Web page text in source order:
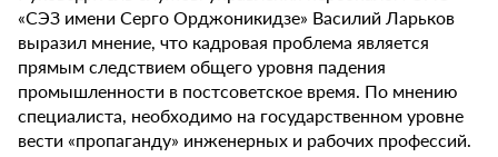
«СЭЗ имени Серго Орджоникидзе» Василий Ларьков
выразил мнение, что кадровая проблема является
прямым следствием общего уровня падения
промышленности в постсоветское время. По мнению
специалиста, необходимо на государственном уровне
вести «пропаганду» инженерных и рабочих профессий.